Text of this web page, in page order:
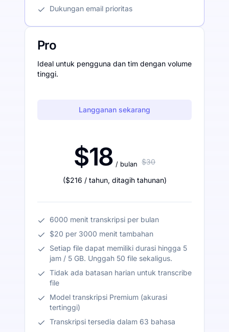
Dukungan email prioritas
Pro
Ideal untuk pengguna dan tim dengan volume
tinggi.
Langganan sekarang
$18 / bulan $30
($216 / tahun, ditagih tahunan)
6000 menit transkripsi per bulan
$20 per 3000 menit tambahan
Setiap file dapat memiliki durasi hingga 5
jam / 5 GB. Unggah 50 file sekaligus.
Tidak ada batasan harian untuk transcribe
file
Model transkripsi Premium (akurasi
tertinggi)
Transkripsi tersedia dalam 63 bahasa